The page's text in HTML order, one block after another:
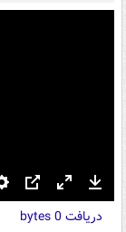
Settings
PIP Enter
fullscreen
دریافت 0 bytes